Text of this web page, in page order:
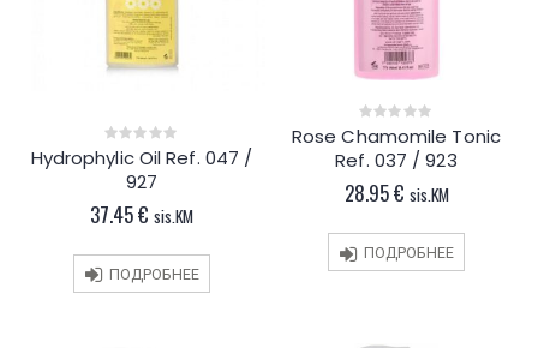
0
out
Hydrophylic Oil Ref. 047 /
927
37.45€ sis.KM
ПОДРОБНЕЕ
0
out
of
Rose Chamomile Tonic
Ref. 037 / 923
28.95€ sis.KM
ПОДРОБНЕЕ